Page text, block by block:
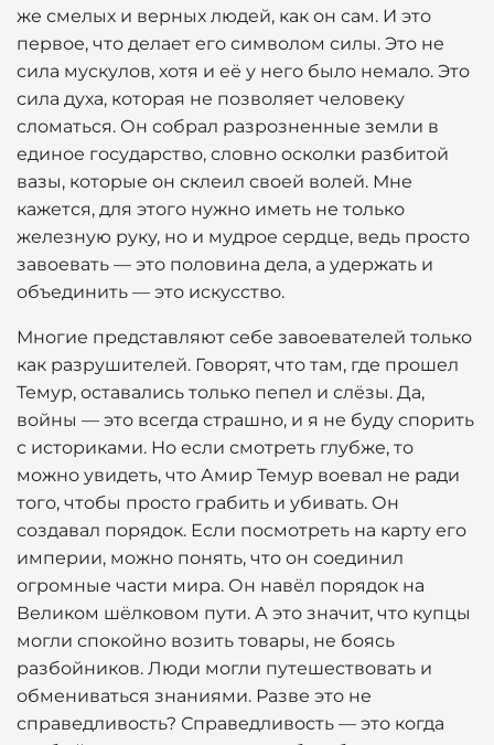
же смелых и верных людей, как он сам. И это
первое, что делает его символом силы. Это не
сила мускулов, хотя и её у него было немало. Это
сила духа, которая не позволяет человеку
сломаться. Он собрал разрозненные земли в
единое государство, словно осколки разбитой
вазы, которые он склеил своей волей. Мне
кажется, для этого нужно иметь не только
железную руку, но и мудрое сердце, ведь просто
завоевать — это половина дела, а удержать и
объединить — это искусство.
Многие представляют себе завоевателей только
как разрушителей. Говорят, что там, где прошел
Темур, оставались только пепел и слёзы. Да,
войны — это всегда страшно, и я не буду спорить
с историками. Но если смотреть глубже, то
можно увидеть, что Амир Темур воевал не ради
того, чтобы просто грабить и убивать. Он
создавал порядок. Если посмотреть на карту его
империи, можно понять, что он соединил
огромные части мира. Он навёл порядок на
Великом шёлковом пути. А это значит, что купцы
могли спокойно возить товары, не боясь
разбойников. Люди могли путешествовать и
обмениваться знаниями. Разве это не
справедливость? Справедливость — это когда